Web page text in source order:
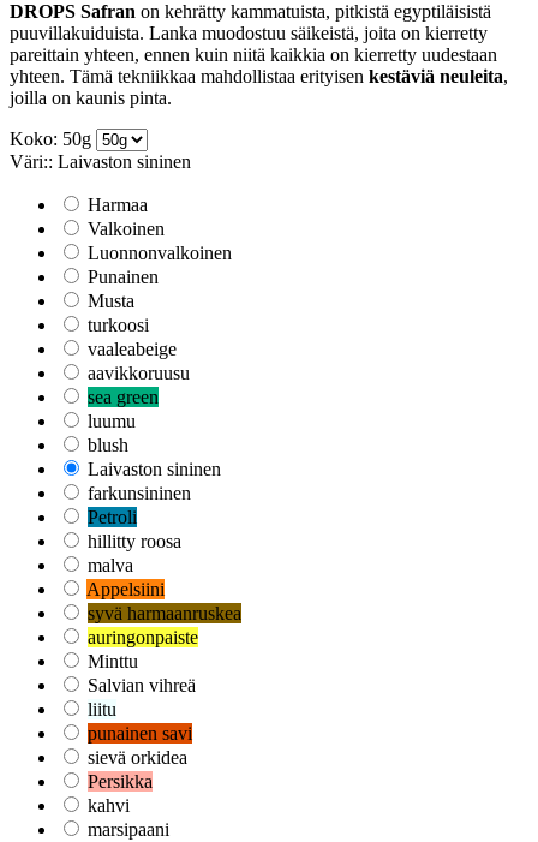
DROPS Safran on kehrätty kammatuista, pitkistä egyptiläisistä
puuvillakuiduista. Lanka muodostuu säikeistä, joita on kierretty
pareittain yhteen, ennen kuin niitä kaikkia on kierretty uudestaan
yhteen. Tämä tekniikkaa mahdollistaa erityisen kestäviä neuleita,
joilla on kaunis pinta.
Koko: 50g
Väri:: Laivaston sininen
Harmaa
Valkoinen
Luonnonvalkoinen
Punainen
Musta
turkoosi
vaaleabeige
aavikkoruusu
sea green
luumu
blush
Laivaston sininen
farkunsininen
Petroli
hillitty roosa
malva
Appelsiini
syvä harmaanruskea
auringonpaiste
Minttu
Salvian vihreä
liitu
punainen savi
sievä orkidea
Persikka
kahvi
marsipaani